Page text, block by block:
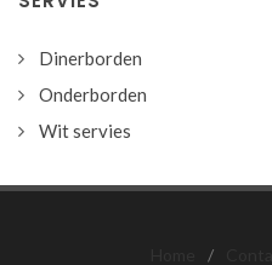
Dinerborden
Onderborden
Wit servies
/